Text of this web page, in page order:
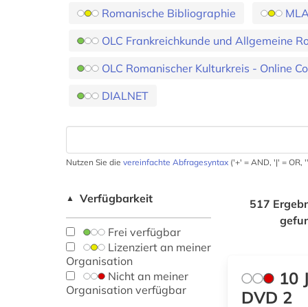
Romanische Bibliographie
OLC Frankreichkunde und Allgemeine
OLC Romanischer Kulturkreis - Online
DIALNET
Nutzen Sie die vereinfachte Abfragesyntax ('+' = AND, '|' = OR,
▲ Verfügbarkeit
Frei verfügbar
Lizenziert an meiner
Organisation
Nicht an meiner
Organisation verfügbar
517
10
DVD 2